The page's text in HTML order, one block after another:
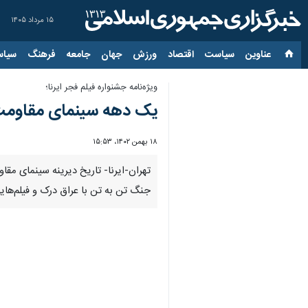
۱۵ مرداد ۱۴۰۵
عناوین‌ سیاست اقتصاد ورزش جهان جامعه فرهنگ
ویژه‌نامه جشنواره فیلم فجر ایرنا؛
یک دهه سینمای
۱۸ بهمن ۱۴۰۲، ۱۵:۵۳